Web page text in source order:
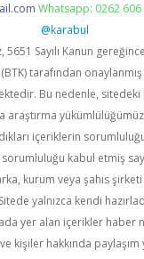
Whatsapp: 0262 606
@karabul
5651 Sayılı Kanun
tarafından onaylanmış
Bu nedenle,
araştırma
içeriklerin
kabul etmiş
kurum veya şahıs şirketi
yalnızca kendi
yer alan içerikler haber
kişiler hakkında paylaşım